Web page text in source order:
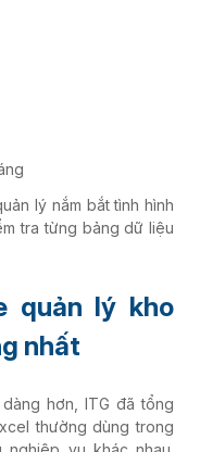
lý nắm bắt tình hình
tra từng bảng dữ liệu
quản lý kho
nhất
hơn, ITG đã tổng
thường dùng trong